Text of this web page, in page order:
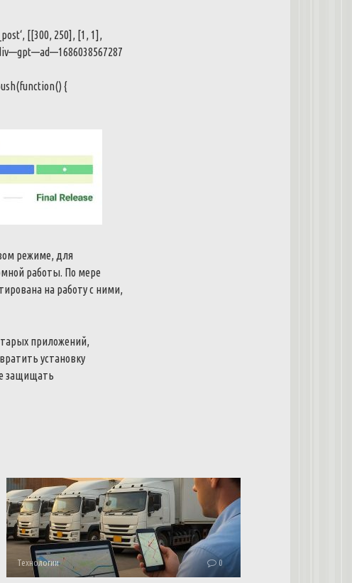
‘, [[300, 250] , [1 , 1 ] ,
—gpt—ad—1686038567287
(function() {
режиме, для
работы. По мере
на работус ними,
приложений,
установку
защищать
Технологии 0